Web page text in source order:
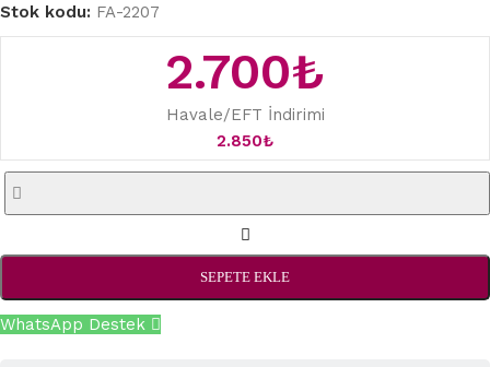
Stok kodu: FA-2207
2.700₺
Havale/EFT İndirimi
2.850₺
SEPETE EKLE
WhatsApp Destek